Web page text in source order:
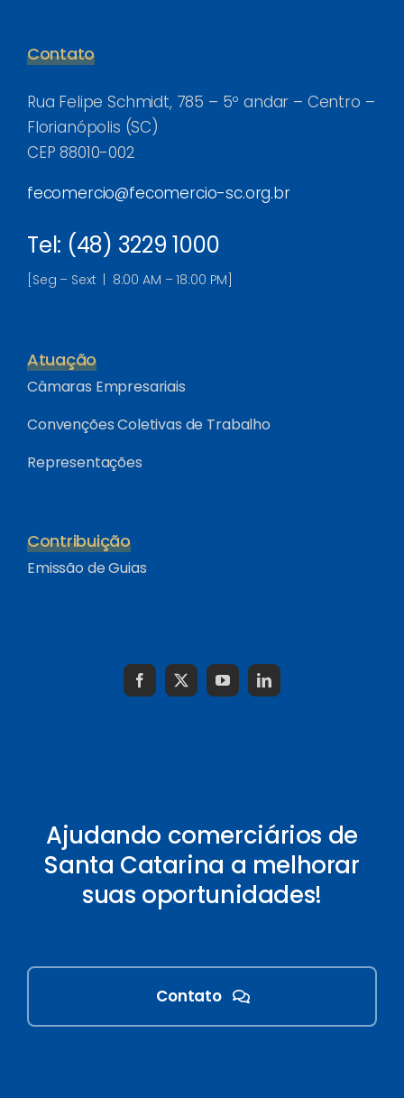
Contato
Rua Felipe Schmidt, 785 – 5º andar – Centro –
Florianópolis (SC)
CEP 88010-002
fecomercio@fecomercio-sc.org.br
Tel: (48) 3229 1000
[Seg – Sext | 8:00 AM – 18:00 PM]
Atuação
Câmaras Empresariais
Convenções Coletivas de Trabalho
Representações
Contribuição
Emissão de Guias
Ajudando comerciários de
Santa Catarina a melhorar
suas oportunidades!
Contato